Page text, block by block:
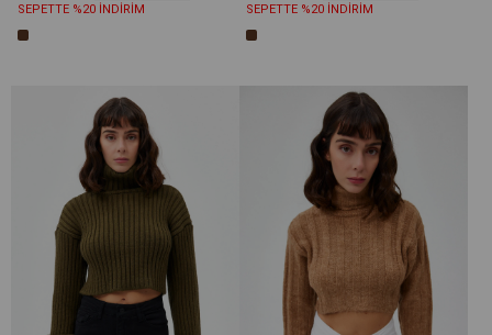
SEPETTE %20 İNDİRİM
SEPETTE %20 İNDİRİM